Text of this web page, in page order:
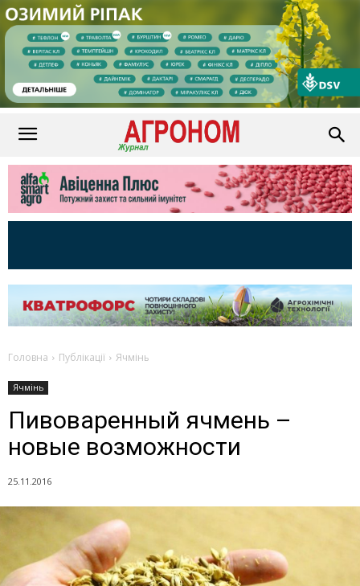
Головна Публікації Ячмінь
Ячмінь
Пивоваренный ячмень –
новые возможности
25.11.2016